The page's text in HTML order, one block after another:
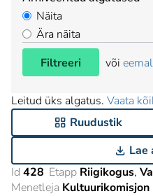
Näita
Ära näita
Filtreeri
või
Leitud üks algatus. Vaata
Ruudustik
Lae
Id 428 Etapp Riigikogus
Menetleja Kultuurikomisjon